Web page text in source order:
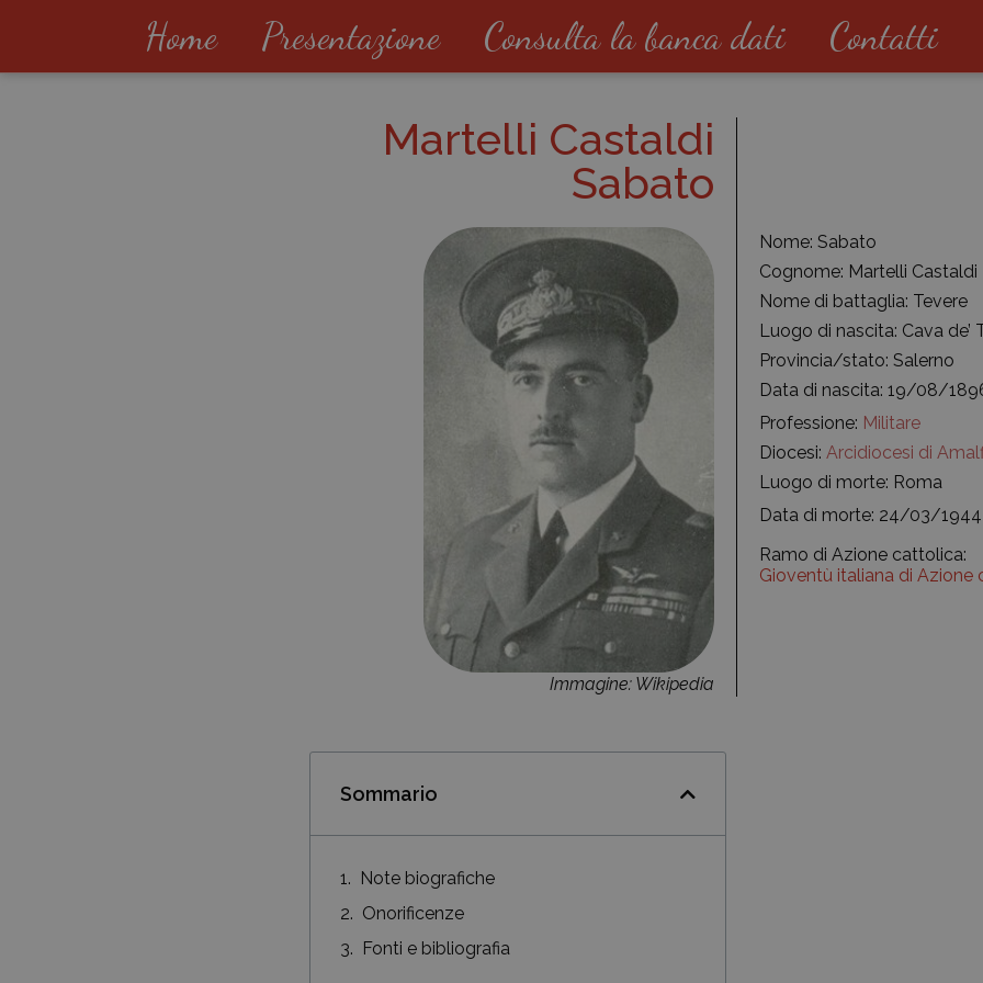
Home Presentazione Consulta la banca dati Contatti
Martelli Castaldi
Sabato
Immagine: Wikipedia
Nome: Sabato
Cognome: Martelli Castaldi
Nome di battaglia: Tevere
Luogo di nascita: Cava de’
Provincia/stato: Salerno
Data di nascita: 19/08/
Professione: Militare
Diocesi: Arcidiocesi di
Luogo di morte: Roma
Data di morte: 24/03/1944
Ramo di Azione cattolica:
Gioventù italiana di Azione
Sommario
Note biografiche
Onorificenze
Fonti e bibliografia